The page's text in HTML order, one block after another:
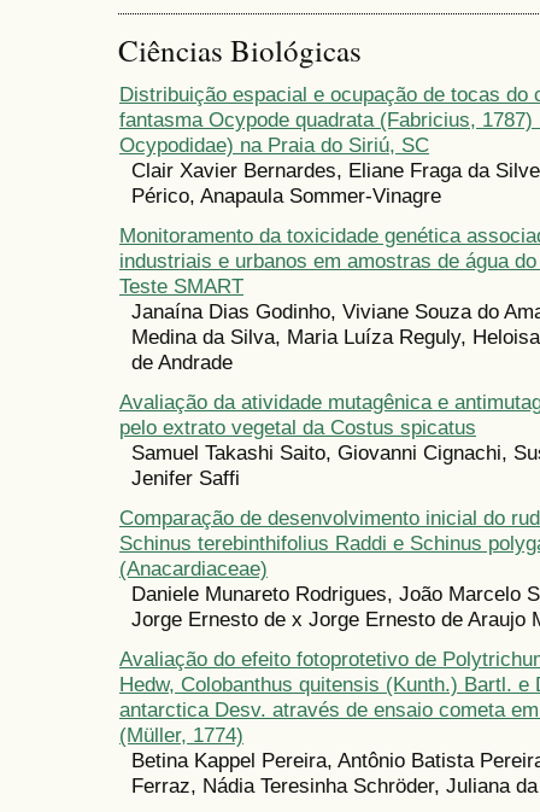
Ciências Biológicas
Distribuição espacial e ocupação de tocas do
fantasma Ocypode quadrata (Fabricius, 1787)
Ocypodidae) na Praia do Siriú, SC
Clair Xavier Bernardes, Eliane Fraga da
Périco, Anapaula Sommer-Vinagre
Monitoramento da toxicidade genética
industriais e urbanos em amostras de água
Teste SMART
Janaína Dias Godinho, Viviane Souza do
Medina da Silva, Maria Luíza Reguly,
de Andrade
Avaliação da atividade mutagênica e
pelo extrato vegetal da Costus spicatus
Samuel Takashi Saito, Giovanni Cignachi,
Jenifer Saffi
Comparação de desenvolvimento inicial do
Schinus terebinthifolius Raddi e Schinus
(Anacardiaceae)
Daniele Munareto Rodrigues, João Marcelo
Jorge Ernesto de x Jorge Ernesto de Araujo
Avaliação do efeito fotoprotetivo de
Hedw, Colobanthus quitensis (Kunth.) Bartl. e
antarctica Desv. através de ensaio cometa
(Müller, 1774)
Betina Kappel Pereira, Antônio Batista
Ferraz, Nádia Teresinha Schröder, Juliana